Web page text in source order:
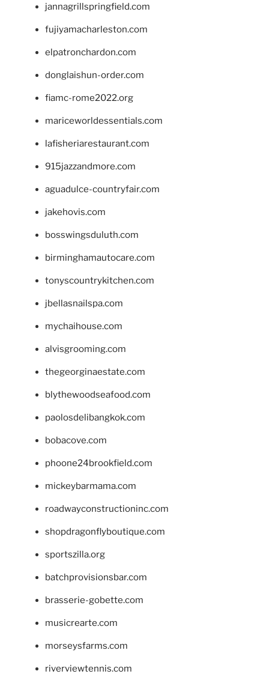
jannagrillspringfield.com
fujiyamacharleston.com
elpatronchardon.com
donglaishun-order.com
fiamc-rome2022.org
mariceworldessentials.com
lafisheriarestaurant.com
915jazzandmore.com
aguadulce-countryfair.com
jakehovis.com
bosswingsduluth.com
birminghamautocare.com
tonyscountrykitchen.com
jbellasnailspa.com
mychaihouse.com
alvisgrooming.com
thegeorginaestate.com
blythewoodseafood.com
paolosdelibangkok.com
bobacove.com
phoone24brookfield.com
mickeybarmama.com
roadwayconstructioninc.com
shopdragonflyboutique.com
sportszilla.org
batchprovisionsbar.com
brasserie-gobette.com
musicrearte.com
morseysfarms.com
riverviewtennis.com